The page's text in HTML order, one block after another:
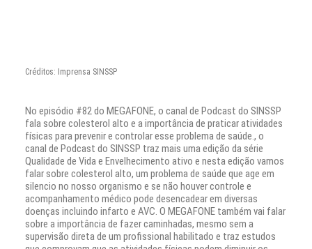
Créditos: Imprensa SINSSP
No episódio #82 do MEGAFONE, o canal de Podcast do SINSSP
fala sobre colesterol alto e a importância de praticar atividades
físicas para prevenir e controlar esse problema de saúde., o
canal de Podcast do SINSSP traz mais uma edição da série
Qualidade de Vida e Envelhecimento ativo e nesta edição vamos
falar sobre colesterol alto, um problema de saúde que age em
silencio no nosso organismo e se não houver controle e
acompanhamento médico pode desencadear em diversas
doenças incluindo infarto e AVC. O MEGAFONE também vai falar
sobre a importância de fazer caminhadas, mesmo sem a
supervisão direta de um profissional habilitado e traz estudos